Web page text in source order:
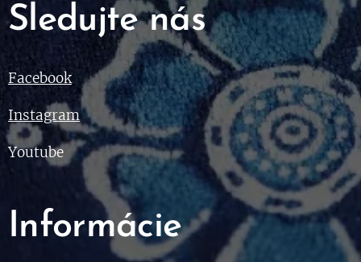
Sledujte nás
Facebook
Instagram
Youtube
Informácie